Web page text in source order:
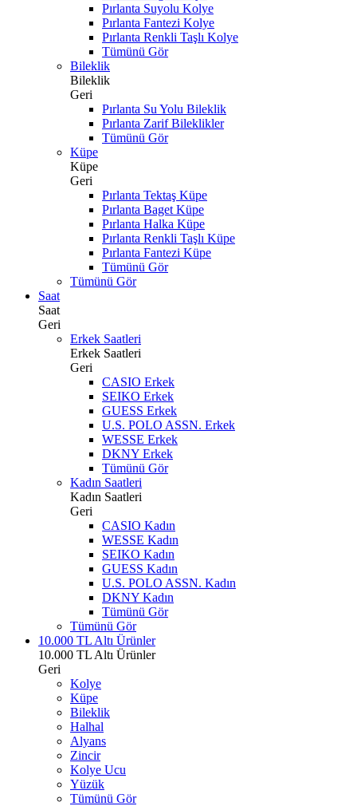
Pırlanta Suyolu Kolye
Pırlanta Fantezi Kolye
Pırlanta Renkli Taşlı Kolye
Tümünü Gör
Bileklik
Bileklik
Geri
Pırlanta Su Yolu Bileklik
Pırlanta Zarif Bileklikler
Tümünü Gör
Küpe
Küpe
Geri
Pırlanta Tektaş Küpe
Pırlanta Baget Küpe
Pırlanta Halka Küpe
Pırlanta Renkli Taşlı Küpe
Pırlanta Fantezi Küpe
Tümünü Gör
Tümünü Gör
Saat
Saat
Geri
Erkek Saatleri
Erkek Saatleri
Geri
CASIO Erkek
SEIKO Erkek
GUESS Erkek
U.S. POLO ASSN. Erkek
WESSE Erkek
DKNY Erkek
Tümünü Gör
Kadın Saatleri
Kadın Saatleri
Geri
CASIO Kadın
WESSE Kadın
SEIKO Kadın
GUESS Kadın
U.S. POLO ASSN. Kadın
DKNY Kadın
Tümünü Gör
Tümünü Gör
10.000 TL Altı Ürünler
10.000 TL Altı Ürünler
Geri
Kolye
Küpe
Bileklik
Halhal
Alyans
Zincir
Kolye Ucu
Yüzük
Tümünü Gör